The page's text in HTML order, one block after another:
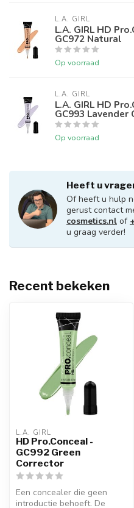
L.A. GIRL
L.A. GIRL HD
GC972 Natural
Op voorraad
L.A. GIRL
L.A. GIRL HD
GC993 Lavender
Op voorraad
Heeft u
Of heeft u hulp
gerust contact
cosmetics.nl of
u graag verder!
Recent bekeken
L.A. GIRL
HD Pro.Conceal -
GC992 Green
Corrector
Een concealer die geen
introductie behoeft. De